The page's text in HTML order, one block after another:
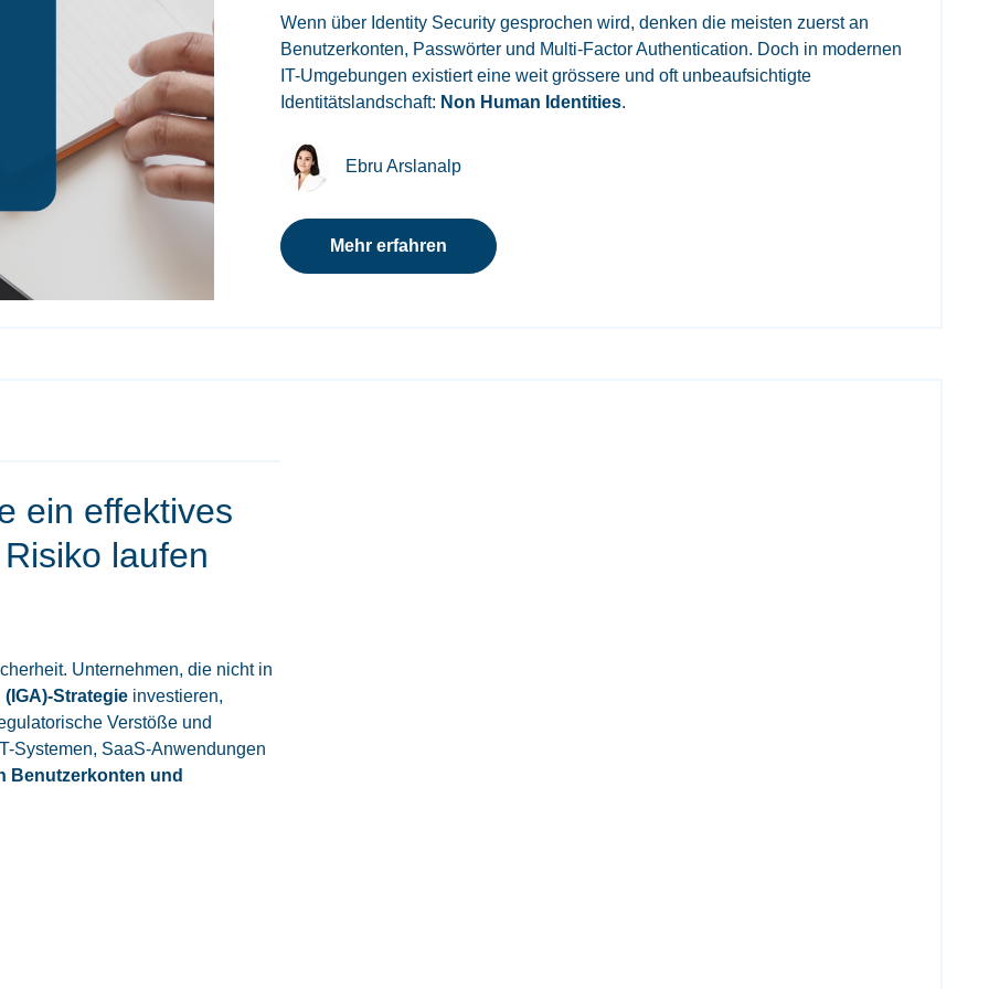
Wenn über Identity Security gesprochen wird, denken die meisten zuerst an
Benutzerkonten, Passwörter und Multi-Factor Authentication. Doch in modernen
IT-Umgebungen existiert eine weit grössere und oft unbeaufsichtigte
Identitätslandschaft: Non Human Identities.
Ebru Arslanalp
Mehr erfahren
ein effektives
laufen
Unternehmen, die nicht in
Strategie investieren,
Verstöße und
Systemen, SaaS-Anwendungen
Benutzerkonten und